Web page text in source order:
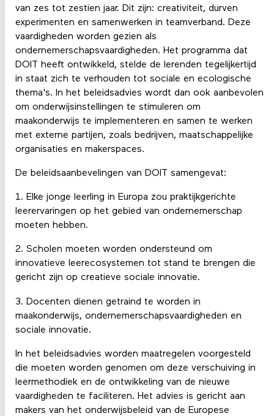
van zes tot zestien jaar. Dit zijn: creativiteit, durven
experimenten en samenwerken in teamverband. Deze
vaardigheden worden gezien als
ondernemerschapsvaardigheden. Het programma dat
DOIT heeft ontwikkeld, stelde de lerenden tegelijkertijd
in staat zich te verhouden tot sociale en ecologische
thema's. In het beleidsadvies wordt dan ook aanbevolen
om onderwijsinstellingen te stimuleren om
maakonderwijs te implementeren en samen te werken
met externe partijen, zoals bedrijven, maatschappelijke
organisaties en makerspaces.
De beleidsaanbevelingen van DOIT samengevat:
1. Elke jonge leerling in Europa zou praktijkgerichte
leerervaringen op het gebied van ondernemerschap
moeten hebben.
2. Scholen moeten worden ondersteund om
innovatieve leerecosystemen tot stand te brengen die
gericht zijn op creatieve sociale innovatie.
3. Docenten dienen getraind te worden in
maakonderwijs, ondernemerschapsvaardigheden en
sociale innovatie.
In het beleidsadvies worden maatregelen voorgesteld
die moeten worden genomen om deze verschuiving in
leermethodiek en de ontwikkeling van de nieuwe
vaardigheden te faciliteren. Het advies is gericht aan
makers van het onderwijsbeleid van de Europese